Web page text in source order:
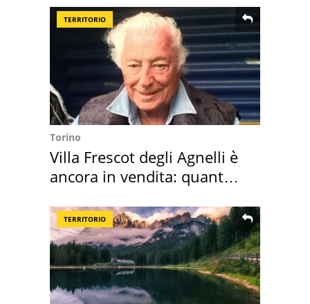
TERRITORIO
Torino
Villa Frescot degli Agnelli è
ancora in vendita: quanto
TERRITORIO